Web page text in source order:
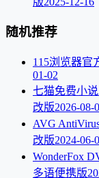
随机推荐
115浏览器官
01-02
七猫免费小
改版2026-08-
AVG
改版2024-06-
WonderFox
多语便携版